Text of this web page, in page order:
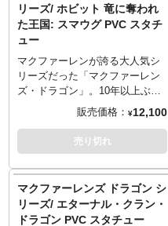
リーズ/ ホビット 竜に奪われ
た王国: スマウグ PVC スタチ
ュー
マクファーレンが誇る大人気シ
リーズだった「マクファーレン
ズ・ドラゴン」。10年以上ぶり
に大復活です！神代や神秘など
があふれかえるファンタジー世
界の住人「ドラゴン」。多数の
竜種が氾濫、そして群雄割拠…
ドラゴンたちを、オリジナルな
設定とカラーリング、大胆な構
販売価格： ¥12,100
売り切れ
マクファーレンズ ドラゴン シ
リーズ/ エターナル・クラン・
ドラゴン PVC スタチュー